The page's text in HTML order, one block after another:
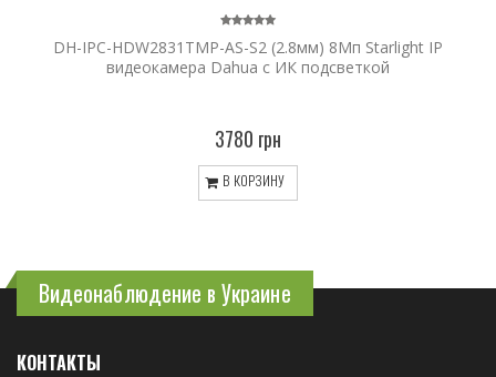
DH-IPC-HDW2831TMP-AS-S2 (2.8мм) 8Мп Starlight IP
видеокамера Dahua с ИК подсветкой
3780 грн
В КОРЗИНУ
Видеонаблюдение в Украине
КОНТАКТЫ